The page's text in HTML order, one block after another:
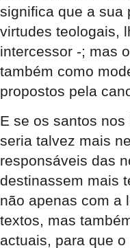
significa que a sua
virtudes teologais,
intercessor -; mas
também como
propostos pela
E se os santos
seria talvez mais
responsáveis das
destinassem mais
não apenas com a
textos, mas
actuais, para que